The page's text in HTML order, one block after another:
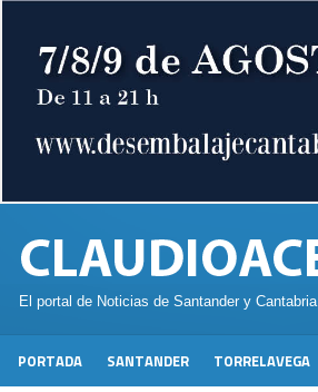
El portal de Noticias de Santander y Cantabria
PORTADA SANTANDER TORRELAVEGA